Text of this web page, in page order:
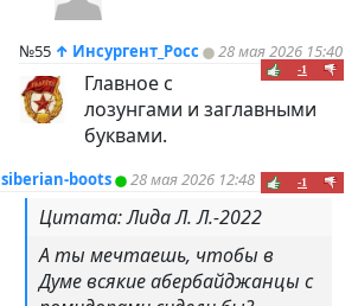
№55 ↑ Инсургент_Росс 28 мая 2026 15:40
-1
Главное с
лозунгами и заглавными
буквами.
siberian-boots 28 мая 2026 12:48 -1
Цитата: Лида Л. Л.-2022
А ты мечтаешь, чтобы в
Думе всякие абербайджанцы с